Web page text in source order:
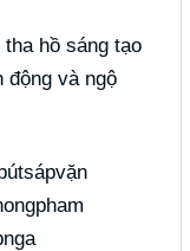
hồ sáng tạo
động và ngộ